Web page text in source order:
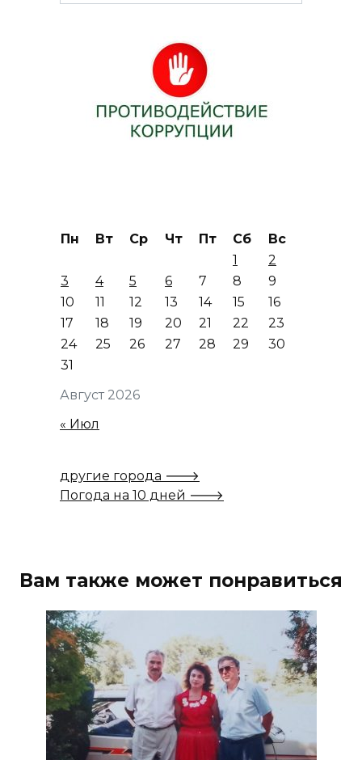
Август 2026
Пн Вт Ср Чт Пт Сб
Вс
1
2
3
4 5 6 7 8
9
10
11 12 13 14 15
16
17
18 19 20 21 22
23
24
25 26 27 28 29
30
31
« Июл
другие города 🡒
Погода на 10 дней 🡒
Вам также может понравиться